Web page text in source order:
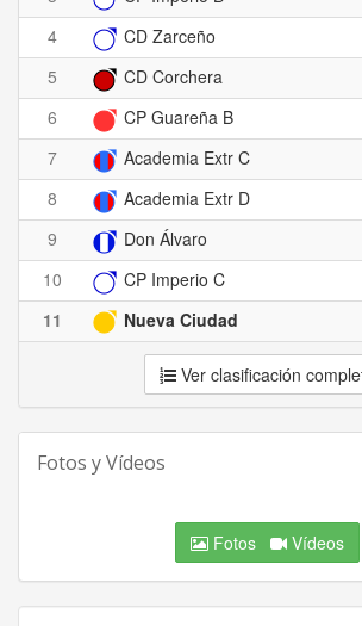
4
CD Zarceño
5
CD Corchera
6
CP Guareña B
7
Academia Extr C
8
Academia Extr D
9
Don Álvaro
10
CP Imperio C
11
Nueva Ciudad
Ver clasificación
Fotos y Vídeos
Fotos Vídeos